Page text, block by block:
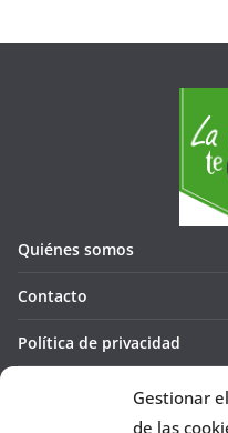
Gestionar
de las
Quiénes somos
Contacto
Política de privacidad
Política de cookies (UE)